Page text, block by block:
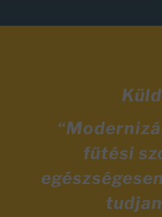
fűtési